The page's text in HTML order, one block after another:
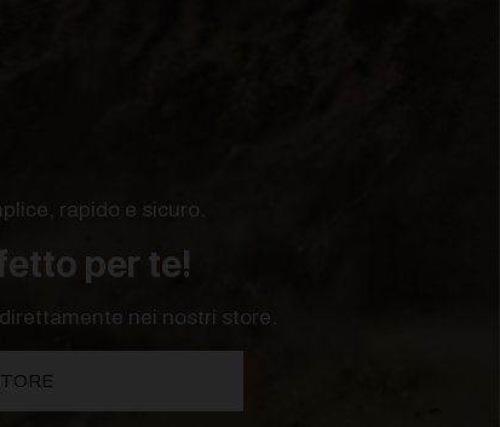
rapido e sicuro.
per te!
nei nostri store.